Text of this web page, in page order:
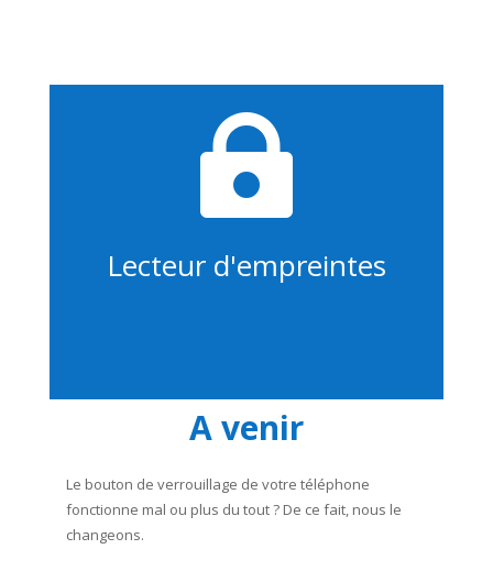

Lecteur d'empreintes
A venir
Le bouton de verrouillage de votre téléphone
fonctionne mal ou plus du tout ? De ce fait, nous le
changeons.